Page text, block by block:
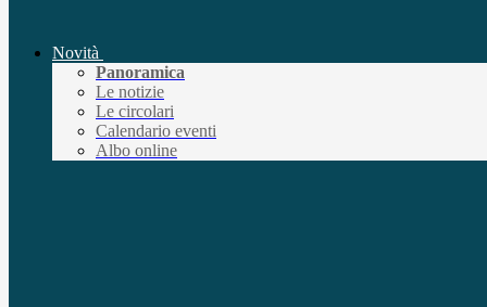
Novità
Panoramica
Le notizie
Le circolari
Calendario eventi
Albo online